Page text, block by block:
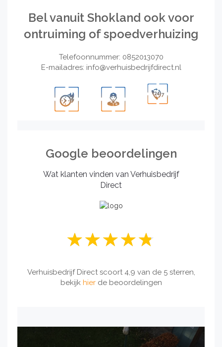
Bel vanuit Shokland ook voor
ontruiming of spoedverhuizing
Telefoonnummer: 0852013070
E-mailadres: info@verhuisbedrijfdirect.nl
Google beoordelingen
Wat klanten vinden van Verhuisbedrijf
Direct
Verhuisbedrijf Direct scoort 4,9 van de 5 sterren,
bekijk hierde beoordelingen